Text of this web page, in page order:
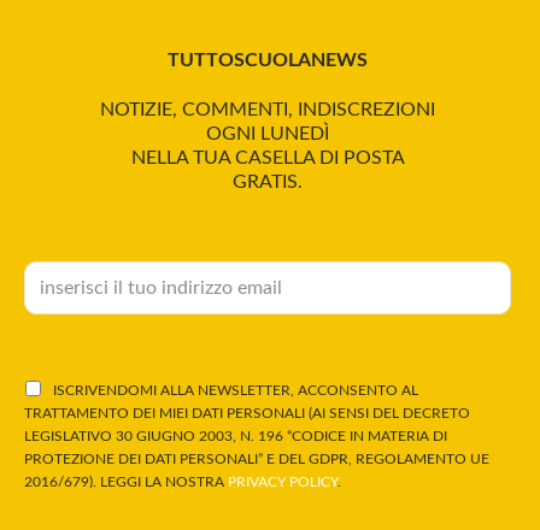
TUTTOSCUOLANEWS
NOTIZIE, COMMENTI, INDISCREZIONI
OGNI LUNEDÌ
NELLA TUA CASELLA DI POSTA
GRATIS.
ISCRIVENDOMI ALLA NEWSLETTER, ACCONSENTO AL
TRATTAMENTO DEI MIEI DATI PERSONALI (AI SENSI DEL DECRETO
LEGISLATIVO 30 GIUGNO 2003, N. 196 “CODICE IN MATERIA DI
PROTEZIONE DEI DATI PERSONALI” E DEL GDPR, REGOLAMENTO UE
2016/679). LEGGI LA NOSTRA PRIVACY POLICY.